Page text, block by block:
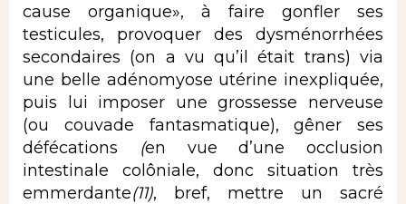
cause organique», à faire gonfler ses
testicules, provoquer des dysménorrhées
secondaires (on a vu qu’il était trans) via
une belle adénomyose utérine inexpliquée,
puis lui imposer une grossesse nerveuse
(ou couvade fantasmatique), gêner ses
défécations
(en vue d’une occlusion
intestinale colôniale, donc situation très
emmerdante(11), bref, mettre un sacré